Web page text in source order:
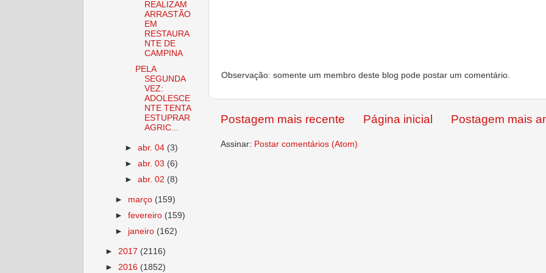
Observação: somente um membro deste blog pode postar um comentário.
Postagem mais recente Postagem mais
Página inicial
Assinar: Postar comentários (Atom)
REALIZAM
ARRASTÃO
EM
RESTAURA
NTE DE
CAMPINA
PELA
SEGUNDA
VEZ:
ADOLESCE
NTE TENTA
ESTUPRAR
AGRIC...
►abr. 04 (3)
►abr. 03 (6)
►abr. 02 (8)
► março (159)
►fevereiro (159)
► janeiro (162)
► 2017 (2116)
► 2016 (1852)